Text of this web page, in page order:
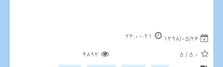
1398/05/26
23:00:21
5.0
/
5
4893